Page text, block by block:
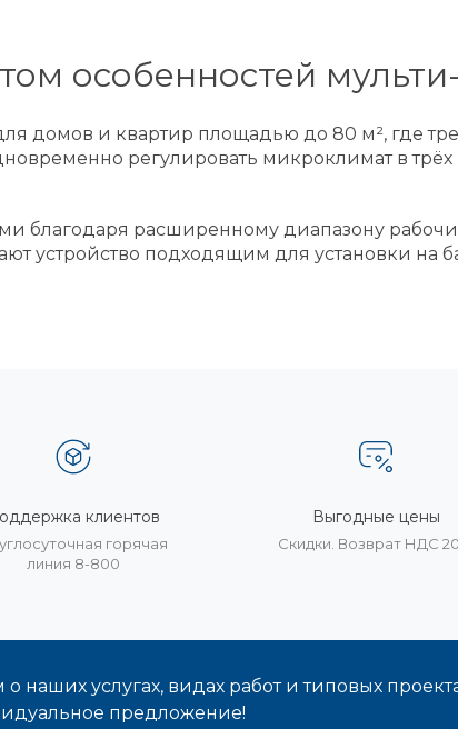
особенностей
домов и квартир площадью до 80 м², где
регулировать микроклимат в
благодаря расширенному диапазону
устройство подходящим для установки на
клиентов
горячая
линия 8-800
Выгодные цены
Скидки. Возврат НДС
наших услугах, видах работ и типовых
предложение!